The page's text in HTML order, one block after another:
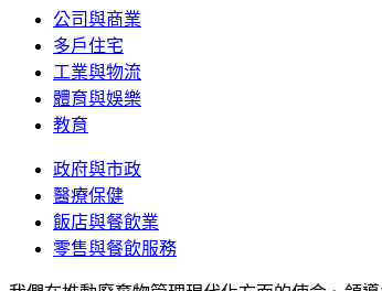
公司與商業
多戶住宅
工業與物流
體育與娛樂
教育
政府與市政
醫療保健
飯店與餐飲業
零售與餐飲服務